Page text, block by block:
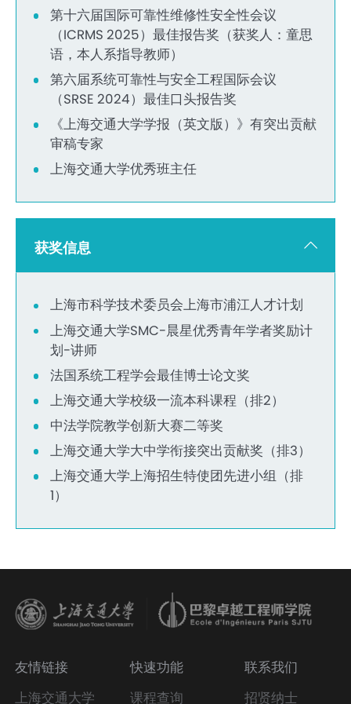
第十六届国际可靠性维修性安全性会议
（ICRMS 2025）最佳报告奖（获奖人：童思
语，本人系指导教师）
第六届系统可靠性与安全工程国际会议
（SRSE 2024）最佳口头报告奖
《上海交通大学学报（英文版）》有突出贡献
审稿专家
上海交通大学优秀班主任
获奖信息
上海市科学技术委员会上海市浦江人才计划
上海交通大学SMC-晨星优秀青年学者奖励计
划-讲师
法国系统工程学会最佳博士论文奖
上海交通大学校级一流本科课程（排2）
中法学院教学创新大赛二等奖
上海交通大学大中学衔接突出贡献奖（排3）
上海交通大学上海招生特使团先进小组（排
1）
友情链接
上海交通大学
快速功能
课程查询
联系我们
招贤纳士